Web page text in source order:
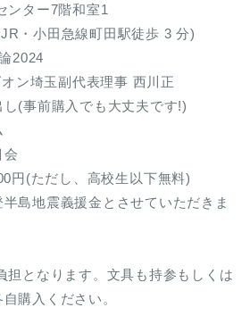
ンター7階和室1
・小田急線町田駅徒歩 3 分)
2024
ン埼玉副代表理事 ⻄川正
し(事前購入でも大丈夫です!)
会
円(ただし、高校生以下無料)
島地震義援金とさせていただきま
担となります。文具も持参もしくは
購入ください。